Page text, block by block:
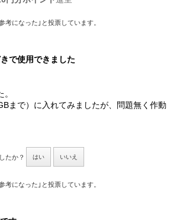
考になった｣と投票しています。
で使用できました
まで）に入れてみましたが、問題無く作動
たか？ はい いいえ
考になった｣と投票しています。